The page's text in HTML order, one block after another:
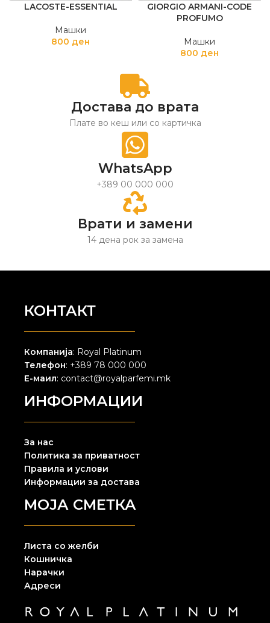
LACOSTE-ESSENTIAL
Машки
800 ден
GIORGIO ARMANI-CODE
PROFUMO
Машки
800 ден
Достава до врата
Плате во кеш или со картичка
WhatsApp
+389 00 000 000
Врати и замени
14 дена рок за замена
КОНТАКТ
Компанија: Royal Platinum
Телефон: +389 78 000 000
Е-маил: contact@royalparfemi.mk
ИНФОРМАЦИИ
За нас
Политика за приватност
Правила и услови
Информации за достава
МОЈА СМЕТКА
Листа со желби
Кошничка
Нарачки
Адреси